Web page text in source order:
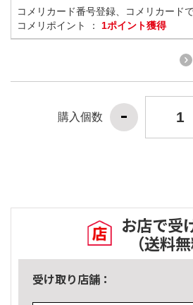
コメリカード番号登録、コメリカード
コメリポイント ： 1ポイント獲得
購入個数
お店で受
（送料無
受け取り店舗：